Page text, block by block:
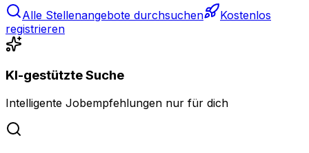
Alle Stellenangebote durchsuchen
Kostenlos
registrieren
KI-gestützte Suche
Intelligente Jobempfehlungen nur für dich